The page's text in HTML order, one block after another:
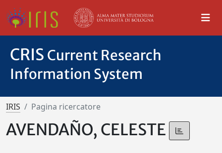
CRIS Current Research
Information System
IRIS Pagina ricercatore
AVENDAÑO, CELESTE